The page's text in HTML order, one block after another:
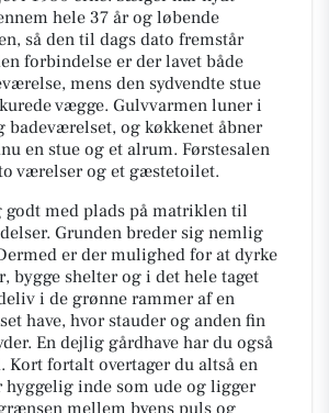
hele 37 år og løbende
så den til dags dato fremstår
forbindelse er der lavet både
mens den sydvendte stue
vægge. Gulvvarmen luner i
badeværelset, og køkkenet åbner
en stue og et alrum. Førstesalen
værelser og et gæstetoilet.
godt med plads på matriklen til
Grunden breder sig nemlig
er der mulighed for at dyrke
bygge shelter og i det hele taget
i de grønne rammer af en
have, hvor stauder og anden fin
En dejlig gårdhave har du også
fortalt overtager du altså en
hyggelig inde som ude og ligger
mellem byens puls og